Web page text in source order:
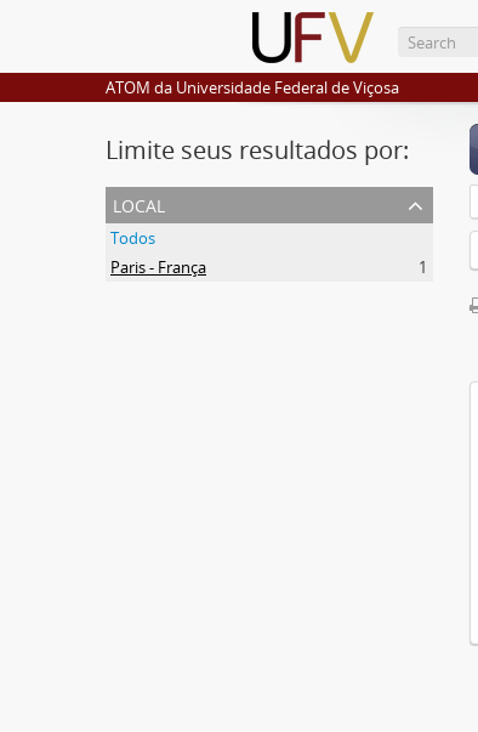
ATOM da Universidade Federal de Viçosa
Limite seus resultados por:
local
Todos
Paris - França
1